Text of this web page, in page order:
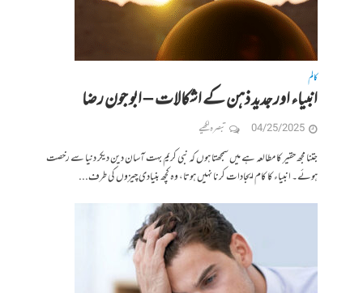
کالم
انبیاء اور جدید ذہن کے اشکالات – ابو جون رضا
04/25/2025 تبصرہ لکھیے
جتنا مجھ حقیر کا مطالعہ ہے میں سمجھتا ہوں کہ نبی کریم بہت آسان دین دیکر دنیا سے رخصت
ہوئے۔ انبیاء کا کام ایجادات کرنا نہیں ہوتا، وہ کچھ بنیادی چیزوں کی طرف...